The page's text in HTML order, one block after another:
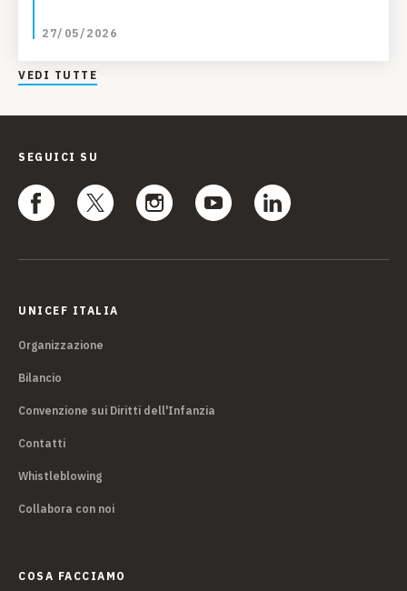
27/05/2026
VEDI TUTTE
SEGUICI SU
UNICEF ITALIA
Organizzazione
Bilancio
Convenzione sui Diritti dell'Infanzia
Contatti
Whistleblowing
Collabora con noi
COSA FACCIAMO